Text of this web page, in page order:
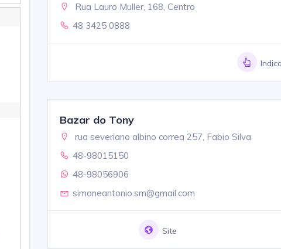
Rua Lauro Muller, 168, Centro
48 3425 0888
Bazar do Tony
rua severiano albino correa 257, Fabio Silva
48-98015150
48-98056906
simoneantonio.sm@gmail.com
Site